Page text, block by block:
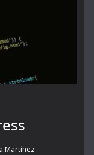
Martínez